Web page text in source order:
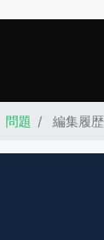
問題 編集履歴